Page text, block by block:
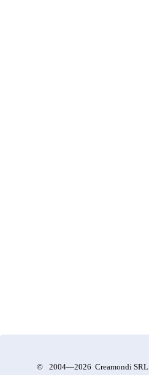
© 2004—2026 Creamondi SRL